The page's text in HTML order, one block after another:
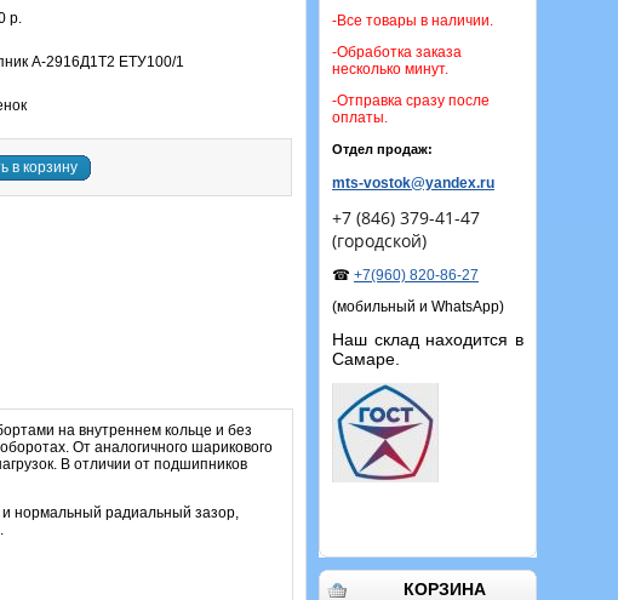
-Все товары в наличии.
-Обработка заказа
несколько минут.
-Отправка сразу после
оплаты.
Отдел продаж:
mts-vostok@yandex.ru
+7 (846) 379-41-47
(городской)
☎ +7(960) 820-86-27
(мобильный и WhatsApp)
Наш склад находится в
Самаре.
КОРЗИНА
р.
А-2916Д1Т2 ЕТУ100/1
в корзину
на внутреннем кольце и без
От аналогичного шарикового
В отличии от подшипников
нормальный радиальный зазор,